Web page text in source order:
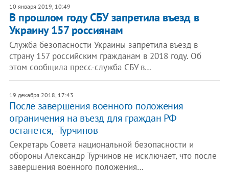
10 января 2019, 10:49
В прошлом году СБУ запретила въезд в
Украину 157 россиянам
Служба безопасности Украины запретила въезд в
страну 157 российским гражданам в 2018 году. Об
этом сообщила пресс-служба СБУ в…
19 декабря 2018, 17:43
После завершения военного положения
ограничения на въезд для граждан РФ
останется, - Турчинов
Секретарь Совета национальной безопасности и
обороны Александр Турчинов не исключает, что после
завершения военного положения…